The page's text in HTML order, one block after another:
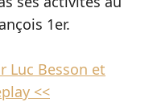
1er.
Luc Besson et
<<